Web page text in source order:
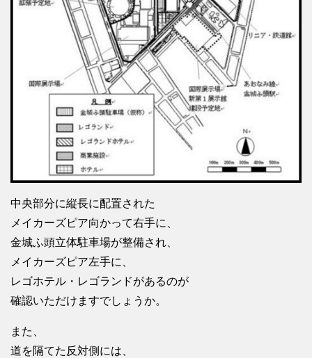
中央部分に縦長に配置された
メイカーズピア向かって右手に、
金城ふ頭立体駐車場が整備され、
メイカーズピア左手に、
レゴホテル・レゴランドがあるのが
確認いただけますでしょうか。
また、
道を隔てた反対側には、